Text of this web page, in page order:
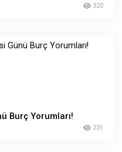
320
Burç Yorumları!
231